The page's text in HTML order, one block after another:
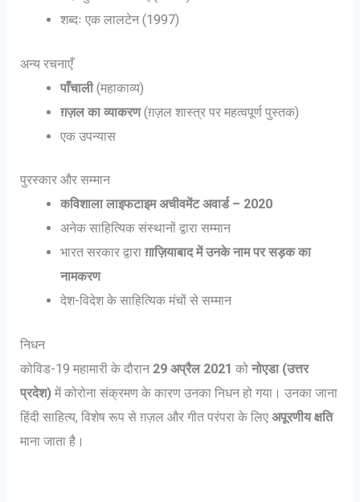
शब्दः एक लालटेन (1997)
अन्य रचनाएँ
पाँचाली(महाकाव्य)
ग़ज़ल का व्याकरण(ग़ज़ल शास्त्र पर महत्वपूर्ण पुस्तक)
एक उपन्यास
पुरस्कार और सम्मान
कविशाला लाइफटाइम अचीवमेंट अवार्ड – 2020
अनेक साहित्यिक संस्थानों द्वारा सम्मान
भारत सरकार द्वारा ग़ाज़ियाबाद में उनके नाम पर सड़क का
नामकरण
देश-विदेश के साहित्यिक मंचों से सम्मान
निधन
कोविड-19 महामारी के दौरान 29 अप्रैल 2021 कोनोएडा (उत्तर
प्रदेश) में कोरोना संक्रमण के कारण उनका निधन हो गया। उनका जाना
हिंदी साहित्य, विशेष रूप से ग़ज़ल और गीत परंपरा के लिएअपूरणीय क्षति
माना जाता है।